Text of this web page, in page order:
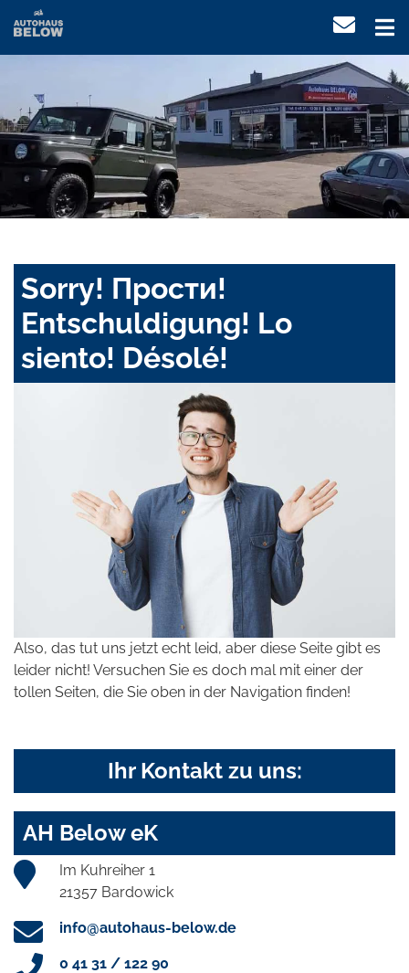
Sorry! Прости!
Entschuldigung! Lo
siento! Désolé!
Also, das tut uns jetzt echt leid, aber diese Seite gibt es
leider nicht! Versuchen Sie es doch mal mit einer der
tollen Seiten, die Sie oben in der Navigation finden!
Ihr Kontakt zu uns:
AH Below eK
Im Kuhreiher 1
21357 Bardowick
info@autohaus-below.de
0 41 31 / 122 90